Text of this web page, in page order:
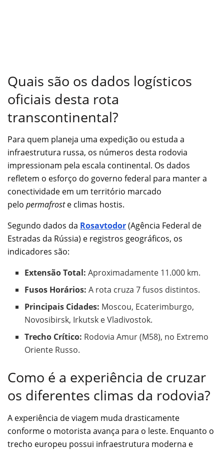
Quais são os dados logísticos
oficiais desta rota
transcontinental?
Para quem planeja uma expedição ou estuda a
infraestrutura russa, os números desta rodovia
impressionam pela escala continental. Os dados
refletem o esforço do governo federal para manter a
conectividade em um território marcado
pelo permafroste climas hostis.
Segundo dados da Rosavtodor(Agência Federal de
Estradas da Rússia) e registros geográficos, os
indicadores são:
Extensão Total: Aproximadamente 11.000 km.
Fusos Horários: A rota cruza 7 fusos distintos.
Principais Cidades: Moscou, Ecaterimburgo,
Novosibirsk, Irkutsk e Vladivostok.
Trecho Crítico: Rodovia Amur (M58), no Extremo
Oriente Russo.
Como é a experiência de cruzar
os diferentes climas da rodovia?
A experiência de viagem muda drasticamente
conforme o motorista avança para o leste. Enquanto o
trecho europeu possui infraestrutura moderna e